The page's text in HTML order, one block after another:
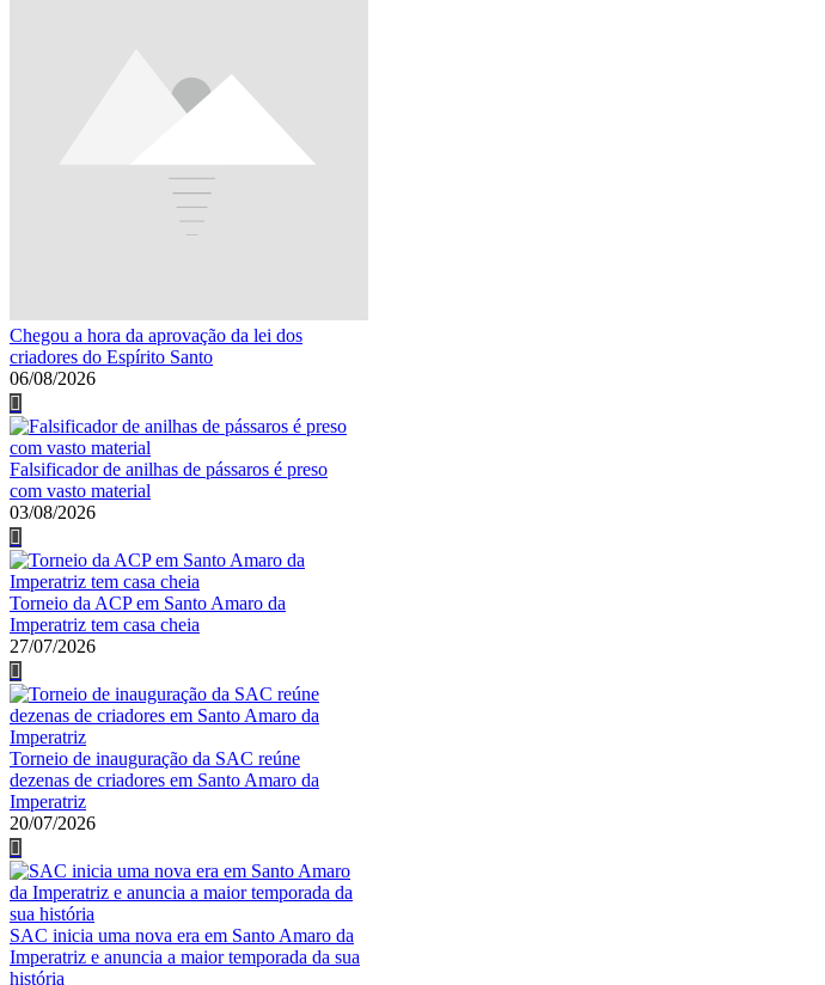
Chegou a hora da aprovação da lei dos
criadores do Espírito Santo
06/08/2026
Falsificador de anilhas de pássaros é preso
com vasto material
03/08/2026
Torneio da ACP em Santo Amaro da
Imperatriz tem casa cheia
27/07/2026
Torneio de inauguração da SAC reúne
dezenas de criadores em Santo Amaro da
Imperatriz
20/07/2026
SAC inicia uma nova era em Santo Amaro da
Imperatriz e anuncia a maior temporada da sua
história